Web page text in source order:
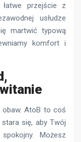
przejście z
usłudze
martwić typową
komfort i
AtoB to coś
stara się, aby Twój
Możesz